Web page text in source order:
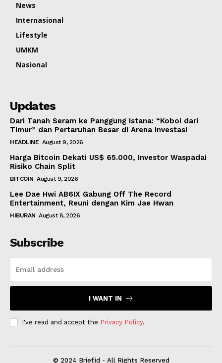
News
Internasional
Lifestyle
UMKM
Nasional
Updates
Dari Tanah Seram ke Panggung Istana: “Koboi dari
Timur” dan Pertaruhan Besar di Arena Investasi
HEADLINE August 9, 2026
Harga Bitcoin Dekati US$ 65.000, Investor Waspadai
Risiko Chain Split
BITCOIN August 9, 2026
Lee Dae Hwi AB6IX Gabung Off The Record
Entertainment, Reuni dengan Kim Jae Hwan
HIBURAN August 8, 2026
Subscribe
I WANT IN
I've read and accept the Privacy Policy.
© 2024 Brief.id - All Rights Reserved